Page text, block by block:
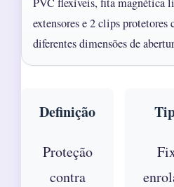
extensores e 2 clips
diferentes dimensões de
Definição
Proteção
contra